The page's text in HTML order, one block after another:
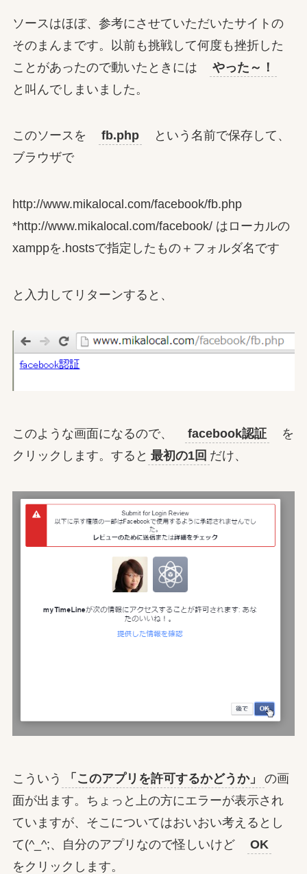
ソースはほぼ、参考にさせていただいたサイトの
そのまんまです。以前も挑戦して何度も挫折した
ことがあったので動いたときには
やった～！
と叫んでしまいました。
このソースを fb.php
という名前で保存して、
ブラウザで
http://www.mikalocal.com/facebook/fb.php
*http://www.mikalocal.com/facebook/ はローカルの
xamppを.hostsで指定したもの＋フォルダ名です
と入力してリターンすると、
このような画面になるので、 facebook認証
を
クリックします。すると 最初の1回 だけ、
こういう 「このアプリを許可するかどうか」
の画
面が出ます。ちょっと上の方にエラーが表示され
ていますが、そこについてはおいおい考えるとし
て(^_^;、自分のアプリなので怪しいけど
OK
をクリックします。